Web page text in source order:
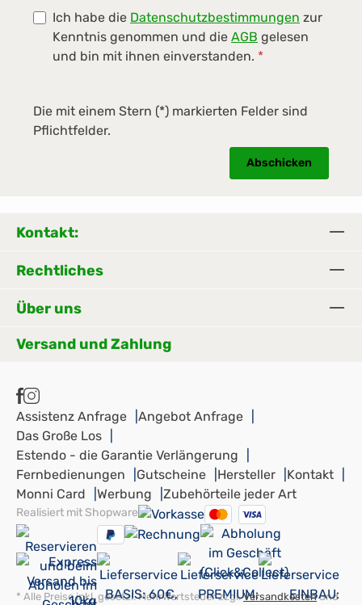
Ich habe die Datenschutzbestimmungen zur
Kenntnis genommen und die AGB gelesen
und bin mit ihnen einverstanden. *
Die mit einem Stern (*) markierten Felder sind
Pflichtfelder.
Abschicken
Kontakt:
Rechtliches
Über uns
Versand und Zahlung
Assistenz Anfrage
Angebot Anfrage
Das Große Los
Estendo - die Garantie Verlängerung
Fernbedienungen
Gutscheine Hersteller
Kontakt
Monni Card
Werbung Zubehörteile jeder Art
Realisiert mit Shopware
* Alle Preise inkl. gesetzl. Mehrwertsteuer zzgl.Versandkostenund